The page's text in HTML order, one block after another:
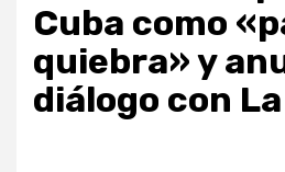
Cuba como
quiebra» y
diálogo con